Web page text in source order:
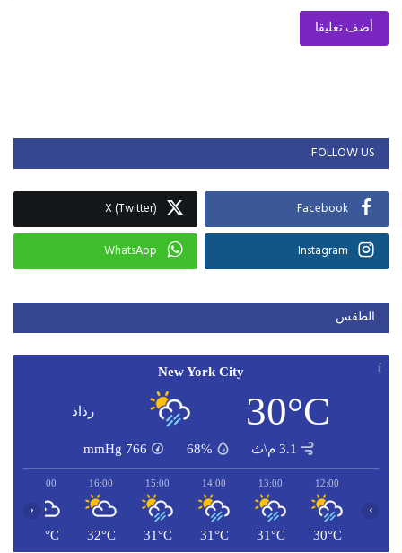
أضف تعليقا
FOLLOW US
Facebook
X (Twitter)
Instagram
WhatsApp
الطقس
New York City
30°C رذاذ
3.1 م\ث 68%
766
mmHg
12:00
30°C
13:00
31°C
14:00
31°C
15:00
31°C
16:00
32°C
17:00
32°C
‹ ›